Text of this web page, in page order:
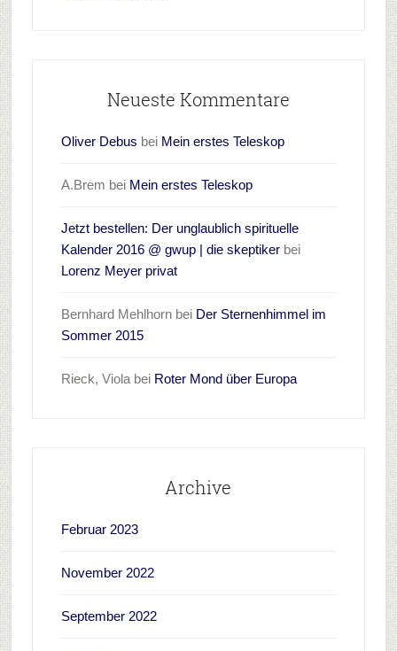
Neueste Kommentare
Oliver Debus bei Mein erstes Teleskop
A.Brem bei Mein erstes Teleskop
Jetzt bestellen: Der unglaublich spirituelle
Kalender 2016 @ gwup | die skeptikerbei
Lorenz Meyer privat
Bernhard Mehlhornbei Der Sternenhimmel im
Sommer 2015
Rieck, Violabei Roter Mond über Europa
Archive
Februar 2023
November 2022
September 2022